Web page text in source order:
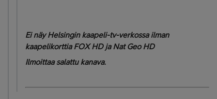
Ei näy Helsingin kaapeli-tv-verkossa ilman
kaapelikorttia FOX HD ja Nat Geo HD
Ilmoittaa salattu kanava.